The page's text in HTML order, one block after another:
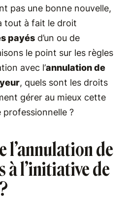
pas une bonne nouvelle,
tout à fait le droit
payés d’un ou de
le point sur les règles
avec l’annulation de
, quels sont les droits
gérer au mieux cette
professionnelle ?
l’annulation de
à l’initiative de